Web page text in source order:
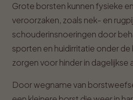
Grote borsten kunnen fysieke
veroorzaken, zoals nek- en
schouderinsnoeringen door
sporten en huidirritatie onder
zorgen voor hinder in dagelijkse
Door wegname van